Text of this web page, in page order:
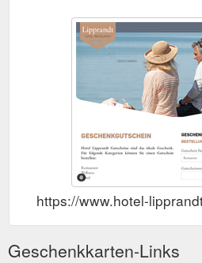
https://www.hotel-
Geschenkkarten-Links